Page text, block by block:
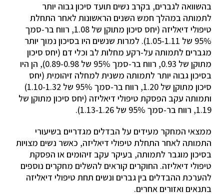
בהשוואה לגברים, בקרב נשים תועד סיכון גבוה יותר
לתמותה במהלך חמש השנים הראשונות לאחר התחלת
טיפולי דיאליזה (יחס סיכון מתוקן של 1.08, רווח בר-סמך
95% של 1.05-1.11). למרות שנשים היו בסיכון נמוך יותר
מגברים לתמותה על-רקע מחלות לב וכלי דם (יחס סיכון
מתוקן של 0.93, רווח בר-סמך 95% של 0.89-0.98), הן היו
בסיכון גבוה יותר לתמותה משנית למחלה זיהומית (יחס
סיכון מתוקן של 1.20, רווח בר-סמך 95% של 1.10-1.32)
ותמותה עקב הפסקת טיפולי דיאליזה (יחס סיכון מתוקן של
1.19, רווח בר-סמך 95% של 1.13-1.26).
ממצאי המחקר מעידים על הבדלים מגדריים בשיעורי
התמותה לאחר התחלת טיפולי דיאליזה, כאשר נשים מצויות
בסיכון מוגבר לתמותה, בעיקר עקב זיהומים או הפסקת
טיפולי דיאליזה. החוקרים קוראים להשלים מחקרים נוספים
להערכת ההבדלים בין גברים ונשים תחת טיפולי דיאליזה
בתנאים ואזורים אחרים.